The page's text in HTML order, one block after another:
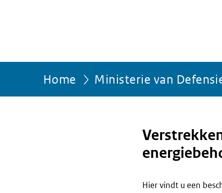
Home Ministerie van
Hier vindt u een